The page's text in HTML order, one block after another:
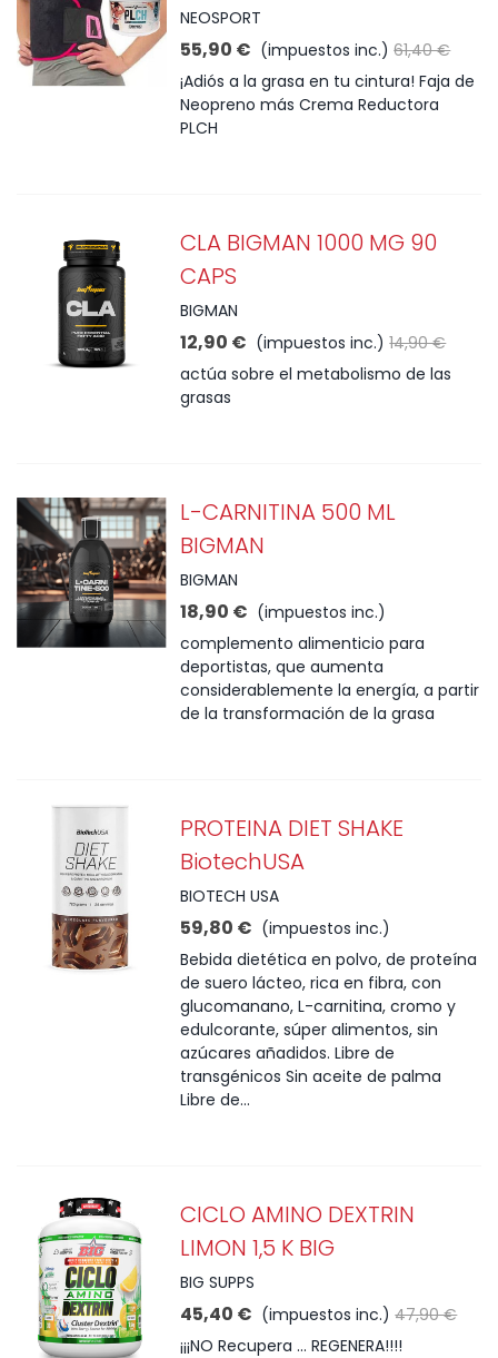
NEOSPORT
55,90 € (impuestos inc.) 61,40 €
¡Adiós a la grasa en tu cintura! Faja de
Neopreno más Crema Reductora
PLCH
CLA BIGMAN 1000 MG 90
CAPS
BIGMAN
12,90 € (impuestos inc.) 14,90 €
actúa sobre el metabolismo de las
grasas
L-CARNITINA 500 ML
BIGMAN
BIGMAN
18,90 € (impuestos inc.)
complemento alimenticio para
deportistas, que aumenta
considerablemente la energía, a partir
de la transformación de la grasa
PROTEINA DIET SHAKE
BiotechUSA
BIOTECH USA
59,80 € (impuestos inc.)
Bebida dietética en polvo, de proteína
de suero lácteo, rica en fibra, con
glucomanano, L-carnitina, cromo y
edulcorante, súper alimentos, sin
azúcares añadidos. Libre de
transgénicos Sin aceite de palma
Libre de...
CICLO AMINO DEXTRIN
LIMON 1,5 K BIG
BIG SUPPS
45,40 € (impuestos inc.) 47,90 €
¡¡¡NO Recupera ... REGENERA!!!!